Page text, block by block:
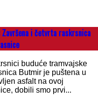
Završena i četvrta raskrsnica
buduće tramvajske
Butmir je puštena u
asfalt na ovoj
dobili smo prvi...